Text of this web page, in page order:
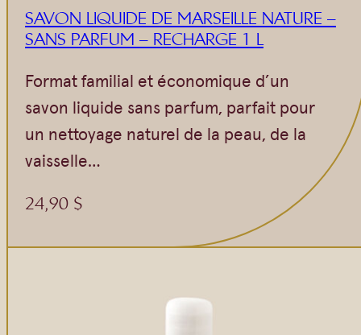
SAVON LIQUIDE DE MARSEILLE NATURE –
SANS PARFUM – RECHARGE 1 L
Format familial et économique d’un
savon liquide sans parfum, parfait pour
un nettoyage naturel de la peau, de la
vaisselle…
24,90 $